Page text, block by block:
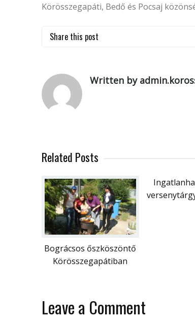
Körösszegapáti, Bedő és Pocsaj
Share this post
Written by
Related Posts
Bográcsos őszköszöntő
Körösszegapátiban
Leave a Comment